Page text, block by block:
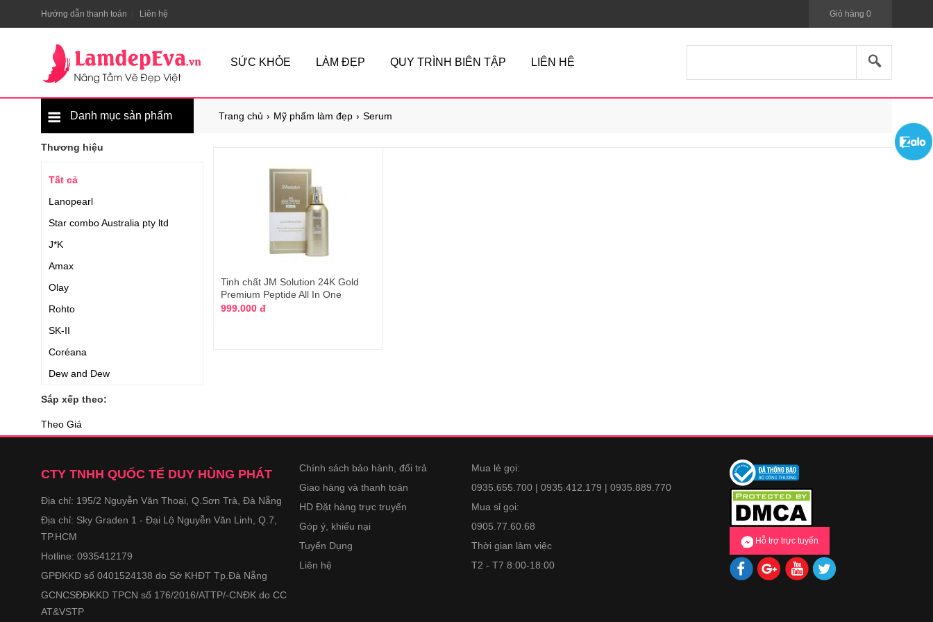
Hướng dẫn thanh toán Liên hệ Giỏ hàng 0
SỨC KHỎE LÀM ĐẸP QUY TRÌNH BIÊN TẬP LIÊN HỆ
Trang chủ Mỹ phẩm làm đẹp Serum
Danh mục sản phẩm
Thương hiệu
Tất cả
Lanopearl
Star combo Australia pty ltd
J*K
Amax
Olay
Rohto
SK-II
Coréana
Dew and Dew
Neutrogena
Suiskin
Simple
Kiehl
Dior
DHC
Sắp xếp theo:
Theo Giá
Tinh chất JM Solution 24K Gold
Premium Peptide All In One
999.000 đ
CTY TNHH QUỐC TẾ DUY HÙNG PHÁT
Địa chỉ: 195/2 Nguyễn Văn Thoại, Q.Sơn Trà, Đà Nẵng
Địa chỉ: Sky Graden 1 - Đại Lộ Nguyễn Văn Linh, Q.7,
TP.HCM
Hotline: 0935412179
GPĐKKD số 0401524138 do Sở KHĐT Tp.Đà Nẵng
GCNCSĐĐKKD TPCN số 176/2016/ATTP/-CNĐK do CC
AT&VSTP
Chính sách bảo hành, đổi trả
Giao hàng và thanh toán
HD Đặt hàng trực truyến
Góp ý, khiếu nại
Tuyển Dụng
Liên hệ
Mua lẻ gọi:
0935.655.700 | 0935.412.179 | 0935.889.770
Mua sỉ gọi:
0905.77.60.68
Thời gian làm việc
T2 - T7 8:00-18:00
Hỗ trợ trực tuyến